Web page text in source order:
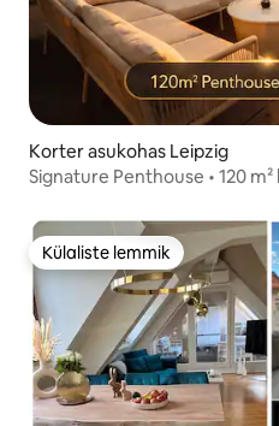
Korter asukohas Leipzig
Signature Penthouse • 120
Külaliste lemmik
Külaliste lemmik